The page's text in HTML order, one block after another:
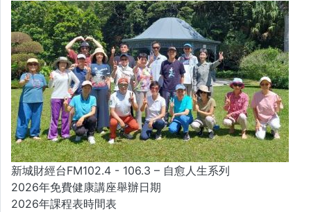
新城財經台FM102.4 - 106.3 – 自愈人生系列
2026年免費健康講座舉辦日期
2026年課程表時間表